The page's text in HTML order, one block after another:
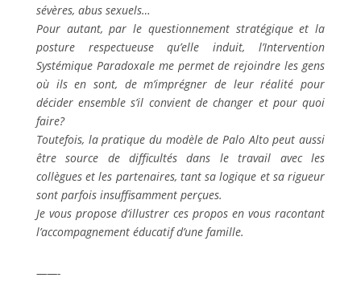
sévères, abus sexuels…
Pour autant, par le questionnement stratégique et la
posture respectueuse qu’elle induit, l’Intervention
Systémique Paradoxale me permet de rejoindre les gens
où ils en sont, de m’imprégner de leur réalité pour
décider ensemble s’il convient de changer et pour quoi
faire?
Toutefois, la pratique du modèle de Palo Alto peut aussi
être source de difficultés dans le travail avec les
collègues et les partenaires, tant sa logique et sa rigueur
sont parfois insuffisamment perçues.
Je vous propose d’illustrer ces propos en vous racontant
l’accompagnement éducatif d’une famille.
——-